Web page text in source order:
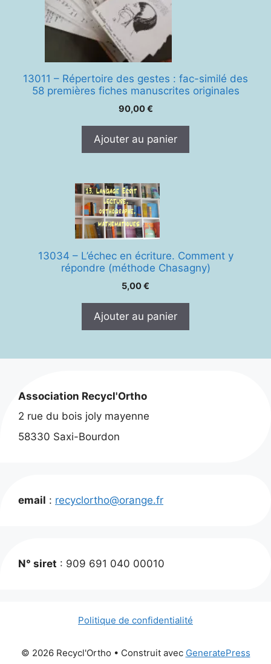
13011 – Répertoire des gestes : fac-similé des
58 premières fiches manuscrites originales
90,00€
Ajouter au panier
13034 – L’échec en écriture. Comment y
répondre (méthode Chasagny)
5,00€
Ajouter au panier
Association Recycl'Ortho
2 rue du bois joly mayenne
58330 Saxi-Bourdon
email : recyclortho@orange.fr
N° siret : 909 691 040 00010
Politique de confidentialité
© 2026 Recycl'Ortho • Construit avec GeneratePress